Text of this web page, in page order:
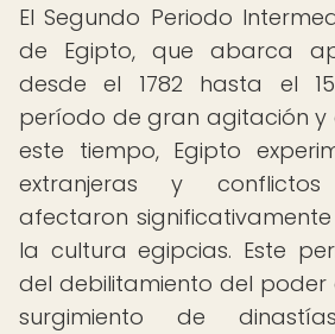
El Segundo Periodo
de Egipto, que abarca
desde el 1782 hasta el
período de gran agitación y
este tiempo, Egipto
extranjeras y
afectaron
la cultura egipcias. Este
del debilitamiento del poder
surgimiento de